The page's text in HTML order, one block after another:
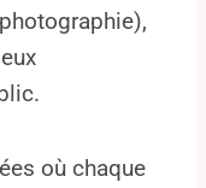
où chaque